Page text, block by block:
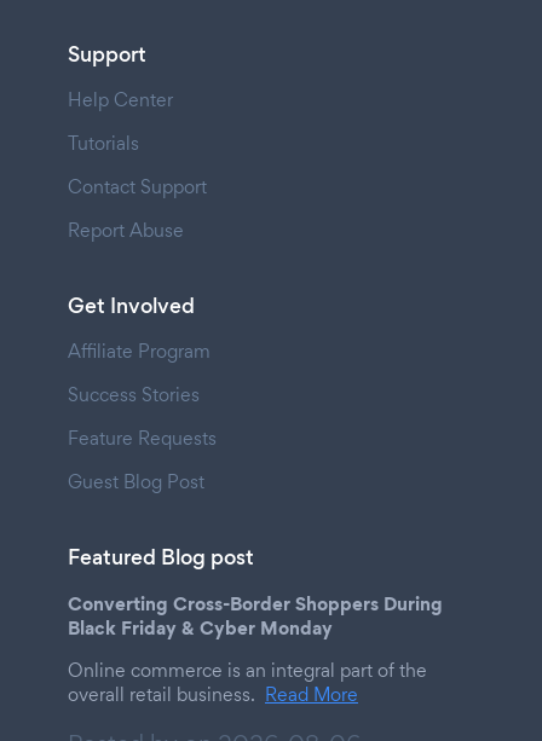
Support
Help Center
Tutorials
Contact Support
Report Abuse
Get Involved
Affiliate Program
Success Stories
Feature Requests
Guest Blog Post
Featured Blog post
Converting Cross-Border Shoppers During
Black Friday & Cyber Monday
Online commerce is an integral part of the
overall retail business. Read More